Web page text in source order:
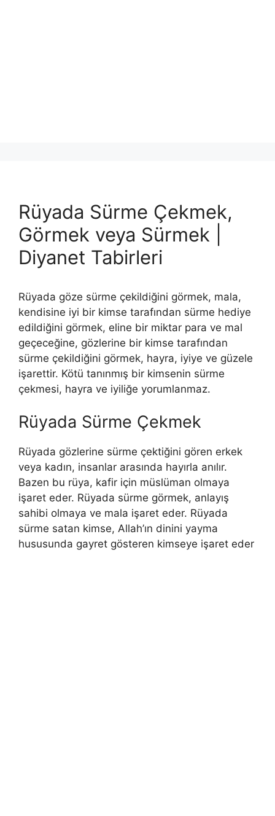
Rüyada Sürme Çekmek,
Görmek veya Sürmek |
Diyanet Tabirleri
Rüyada göze sürme çekildiğini görmek, mala,
kendisine iyi bir kimse tarafından sürme hediye
edildiğini görmek, eline bir miktar para ve mal
geçeceğine, gözlerine bir kimse tarafından
sürme çekildiğini görmek, hayra, iyiye ve güzele
işarettir. Kötü tanınmış bir kimsenin sürme
çekmesi, hayra ve iyiliğe yorumlanmaz.
Rüyada Sürme Çekmek
Rüyada gözlerine sürme çektiğini gören erkek
veya kadın, insanlar arasında hayırla anılır.
Bazen bu rüya, kafir için müslüman olmaya
işaret eder. Rüyada sürme görmek, anlayış
sahibi olmaya ve mala işaret eder. Rüyada
sürme satan kimse, Allah’ın dinini yayma
hususunda gayret gösteren kimseye işaret eder